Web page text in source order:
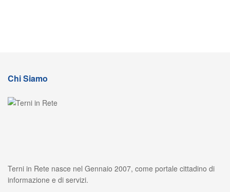
Chi Siamo
Terni in Rete nasce nel Gennaio 2007, come portale cittadino di
informazione e di servizi.